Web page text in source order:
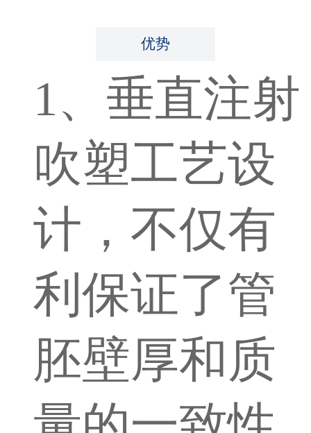
优势
1、垂直注射
吹塑工艺设
计，不仅有
利保证了管
胚壁厚和质